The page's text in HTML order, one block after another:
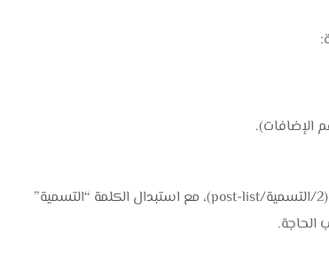
الإضافات).
في خانة المحتوى، قم بلصق الكود المخصص بالشكل التالي: (2/التسمية/post-list)، مع استبدال الكلمة “التسمية”
الحاجة.